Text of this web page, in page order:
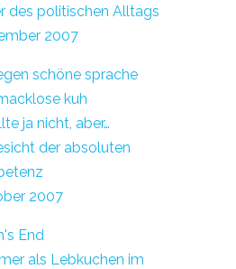
des politischen Alltags
2007
schöne sprache
kuh
ja nicht, aber…
der absoluten
2007
End
als Lebkuchen im